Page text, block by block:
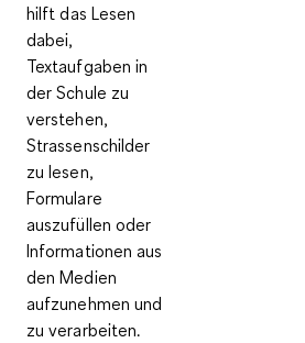
hilft das Lesen
dabei,
Textaufgaben in
der Schule zu
verstehen,
Strassenschilder
zu lesen,
Formulare
auszufüllen oder
Informationen aus
den Medien
aufzunehmen und
zu verarbeiten.